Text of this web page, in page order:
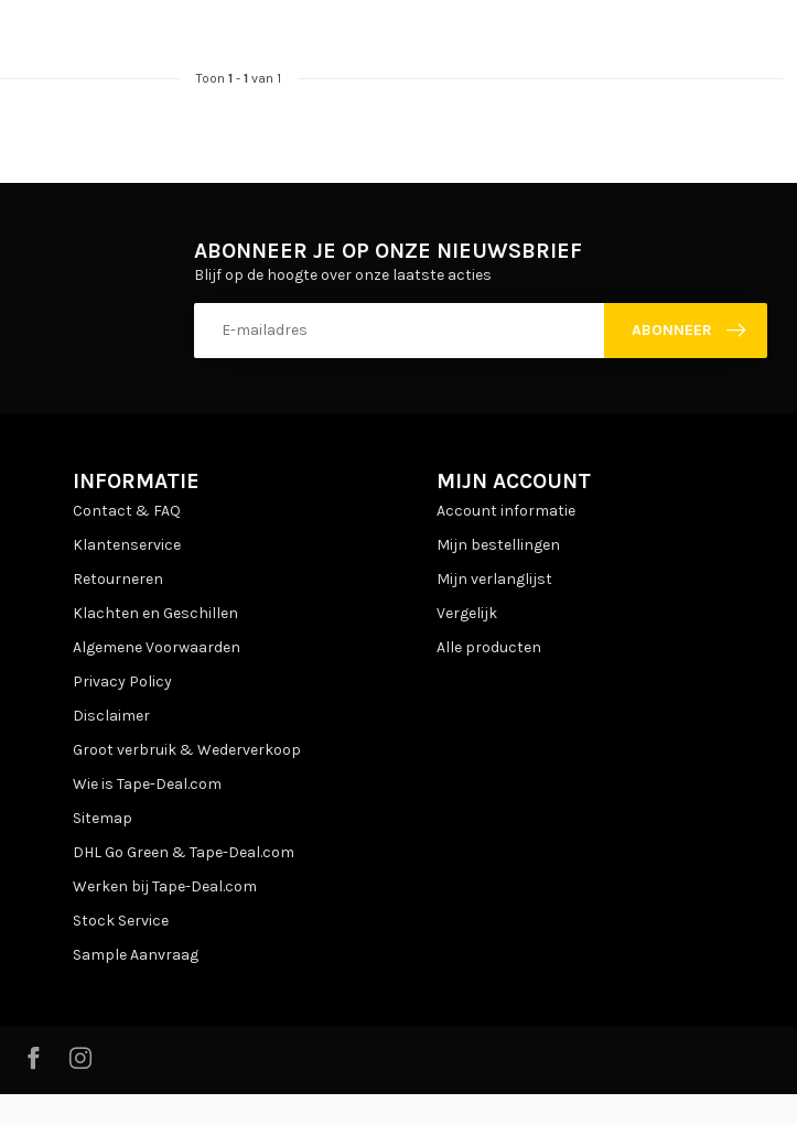
Toon 1- 1van 1
ABONNEER JE OP ONZE NIEUWSBRIEF
Blijf op de hoogte over onze laatste acties
ABONNEER
INFORMATIE
Contact & FAQ
Klantenservice
Retourneren
Klachten en Geschillen
Algemene Voorwaarden
Privacy Policy
Disclaimer
Groot verbruik & Wederverkoop
Wie is Tape-Deal.com
Sitemap
DHL Go Green & Tape-Deal.com
Werken bij Tape-Deal.com
Stock Service
Sample Aanvraag
MIJN ACCOUNT
Account informatie
Mijn bestellingen
Mijn verlanglijst
Vergelijk
Alle producten